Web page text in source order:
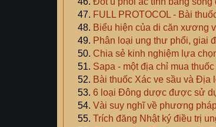
FULL PROTOCOL - Bài
Biểu hiện của di căn xương
Phân loại ung thư phổi, giai
Chia sẻ kinh nghiệm lựa
Sapa - một địa chỉ mua
Bài thuốc Xác ve sầu và Địa
6 loại Đông dược được sử
Vài suy nghĩ về phương
Trích đăng Nhật ký điều trị